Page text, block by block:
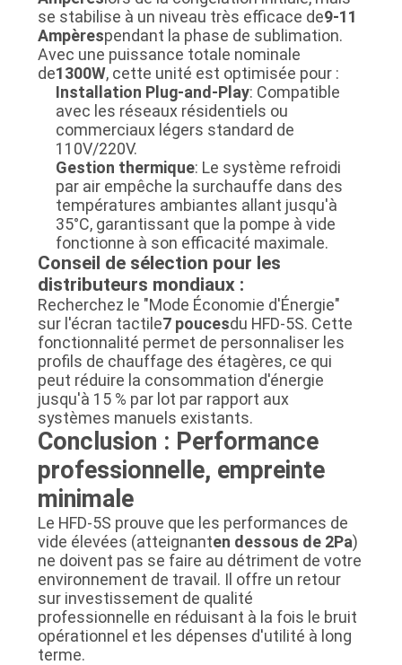
se stabilise à un niveau très efficace de9-11
Ampèrespendant la phase de sublimation.
Avec une puissance totale nominale
de1300W, cette unité est optimisée pour :
Installation Plug-and-Play: Compatible
avec les réseaux résidentiels ou
commerciaux légers standard de
110V/220V.
Gestion thermique: Le système refroidi
par air empêche la surchauffe dans des
températures ambiantes allant jusqu'à
35°C, garantissant que la pompe à vide
fonctionne à son efficacité maximale.
Conseil de sélection pour les
distributeurs mondiaux :
Recherchez le "Mode Économie d'Énergie"
sur l'écran tactile7 poucesdu HFD-5S. Cette
fonctionnalité permet de personnaliser les
profils de chauffage des étagères, ce qui
peut réduire la consommation d'énergie
jusqu'à 15 % par lot par rapport aux
systèmes manuels existants.
Conclusion : Performance
professionnelle, empreinte
minimale
Le HFD-5S prouve que les performances de
vide élevées (atteignanten dessous de 2Pa)
ne doivent pas se faire au détriment de votre
environnement de travail. Il offre un retour
sur investissement de qualité
professionnelle en réduisant à la fois le bruit
opérationnel et les dépenses d'utilité à long
terme.